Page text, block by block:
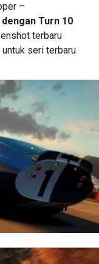
–
Turn 10
terbaru
seri terbaru